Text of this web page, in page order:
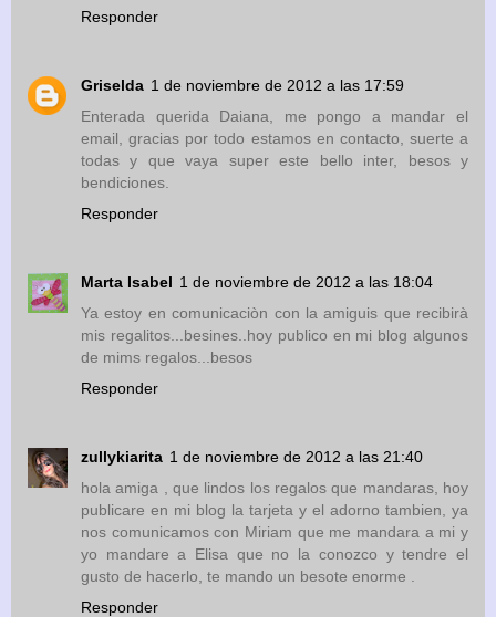
Responder
Griselda 1 de noviembre de 2012 a las 17:59
Enterada querida Daiana, me pongo a mandar el
email, gracias por todo estamos en contacto, suerte a
todas y que vaya super este bello inter, besos y
bendiciones.
Responder
Marta Isabel 1 de noviembre de 2012 a las 18:04
Ya estoy en comunicaciòn con la amiguis que recibirà
mis regalitos...besines..hoy publico en mi blog algunos
de mims regalos...besos
Responder
zullykiarita 1 de noviembre de 2012 a las 21:40
hola amiga , que lindos los regalos que mandaras, hoy
publicare en mi blog la tarjeta y el adorno tambien, ya
nos comunicamos con Miriam que me mandara a mi y
yo mandare a Elisa que no la conozco y tendre el
gusto de hacerlo, te mando un besote enorme .
Responder